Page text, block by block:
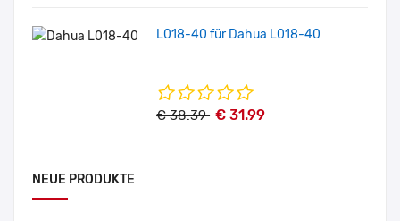
L018-40 für Dahua L018-40
€ 38.39 € 31.99
NEUE PRODUKTE